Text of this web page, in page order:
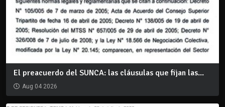
El preacuerdo del SUNCA: las cláusulas que fijan las...
Aug 04 2026